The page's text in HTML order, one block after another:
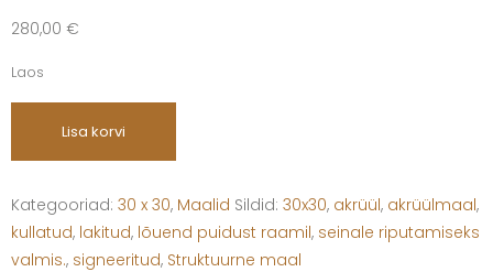
280,00 €
Laos
Lisa korvi
Kategooriad: 30 x 30, Maalid Sildid: 30x30, akrüül, akrüülmaal,
kullatud, lakitud, lõuend puidust raamil, seinale riputamiseks
valmis., signeeritud, Struktuurne maal